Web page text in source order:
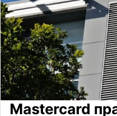
Mastercard